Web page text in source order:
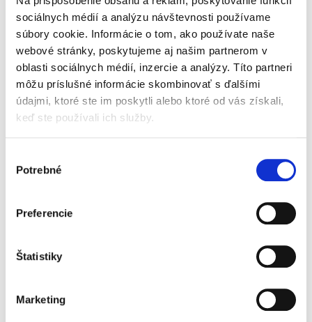
sociálnych médií a analýzu návštevnosti používame
súbory cookie. Informácie o tom, ako používate naše
webové stránky, poskytujeme aj našim partnerom v
oblasti sociálnych médií, inzercie a analýzy. Títo partneri
môžu príslušné informácie skombinovať s ďalšími
údajmi, ktoré ste im poskytli alebo ktoré od vás získali,
keď ste používali ich služby.
súhlasu
Potrebné
Preferencie
Štatistiky
Marketing
vybraným právnym aspektom ochrany prírody
a krajiny v podmienkach Slovenskej republiky
so zameraním na možné zásahy do práv
fyzických osôb a právnických...
Regulácia
35,00 €
obohacuje právnu vedu aj prax cennými